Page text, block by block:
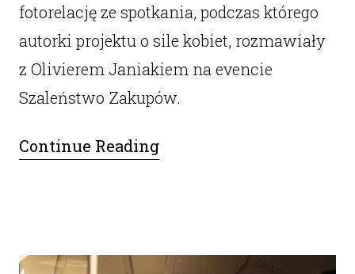
fotorelację ze spotkania, podczas którego
autorki projektu o sile kobiet, rozmawiały
z Olivierem Janiakiem na evencie
Szaleństwo Zakupów.
Continue Reading